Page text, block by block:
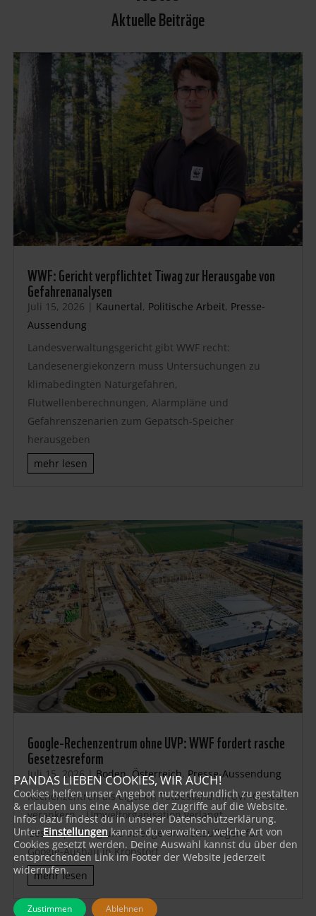
Aktuelle Beiträge
WWF: Gericht verpflichtet Tiwag zur Herausgabe von
Gefahrenanalysen
Juli 15, 2026 | Kaunertal, Politische Arbeit, Presse-
Aussendung
Landesverwaltungsgericht gibt WWF recht:
Landesenergiekonzern muss Untersuchungen zu
klimabedingten Naturgefahren,
Flutwellenberechnungen, Alarmpläne und
Gefahrenszenarien zum Gepatsch-Speicher
herausgeben
mehr lesen
Google-Rechenzentrum ohne UVP: WWF fordert rasche
Gesetzesreform
Juli 15, 2026|Boden,Österreich, Presse-Aussendung
Rechenzentren als eigenen Tatbestand im UVP-Gesetz
verankern – Umweltorganisation verlangt
Gesamtprüfung und strenge Umweltauflagen für
Google-Ausbau in Kronstorf
mehr lesen
PANDAS LIEBEN COOKIES, WIR AUCH!
Cookies helfen unser Angebot nutzerfreundlich zu gestalten
& erlauben uns eine Analyse der Zugriffe auf die Website.
Infos dazu findest du in unserer Datenschutzerklärung.
UnterEinstellungen kannst du verwalten, welche Art von
Cookies gesetzt werden. Deine Auswahl kannst du über den
entsprechenden Link im Footer der Website jederzeit
widerrufen.
Zustimmen Ablehnen